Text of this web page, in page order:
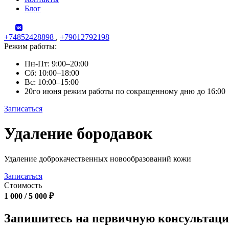
Блог
+74852428898 , +79012792198
Режим работы:
Пн-Пт: 9:00–20:00
Сб: 10:00–18:00
Вс: 10:00–15:00
20го июня режим работы по сокращенному дню до 16:00
Записаться
Skip
to
Удаление бородавок
Удаление доброкачественных новообразований кожи
Записаться
Стоимость
1 000 / 5 000 ₽
Запишитесь на первичную